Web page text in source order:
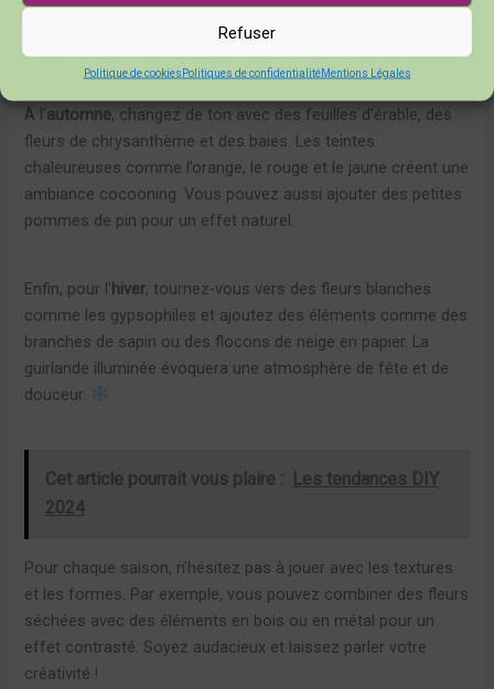
Refuser
Politique de cookies Politiques de confidentialitéMentions Légales
À l’automne, changez de ton avec des feuilles d’érable, des
fleurs de chrysanthème et des baies. Les teintes
chaleureuses comme l’orange, le rouge et le jaune créent une
ambiance cocooning. Vous pouvez aussi ajouter des petites
pommes de pin pour un effet naturel.
Enfin, pour l’ hiver, tournez-vous vers des fleurs blanches
comme les gypsophiles et ajoutez des éléments comme des
branches de sapin ou des flocons de neige en papier. La
guirlande illuminée évoquera une atmosphère de fête et de
douceur.
Cet article pourrait vous plaire :
Les tendances DIY
2024
Pour chaque saison, n’hésitez pas à jouer avec les textures
et les formes. Par exemple, vous pouvez combiner des fleurs
séchées avec des éléments en bois ou en métal pour un
effet contrasté. Soyez audacieux et laissez parler votre
créativité !